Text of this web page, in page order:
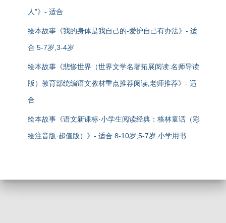
人”》- 适合
绘本故事《我的身体是我自己的-爱护自己有办法》- 适
合 5-7岁,3-4岁
绘本故事《悲惨世界（世界文学名著拓展阅读:名师导读
版）教育部统编语文教材重点推荐阅读,老师推荐》- 适
合
绘本故事《语文新课标·小学生阅读经典：格林童话（彩
绘注音版·超值版）》- 适合 8-10岁,5-7岁,小学用书